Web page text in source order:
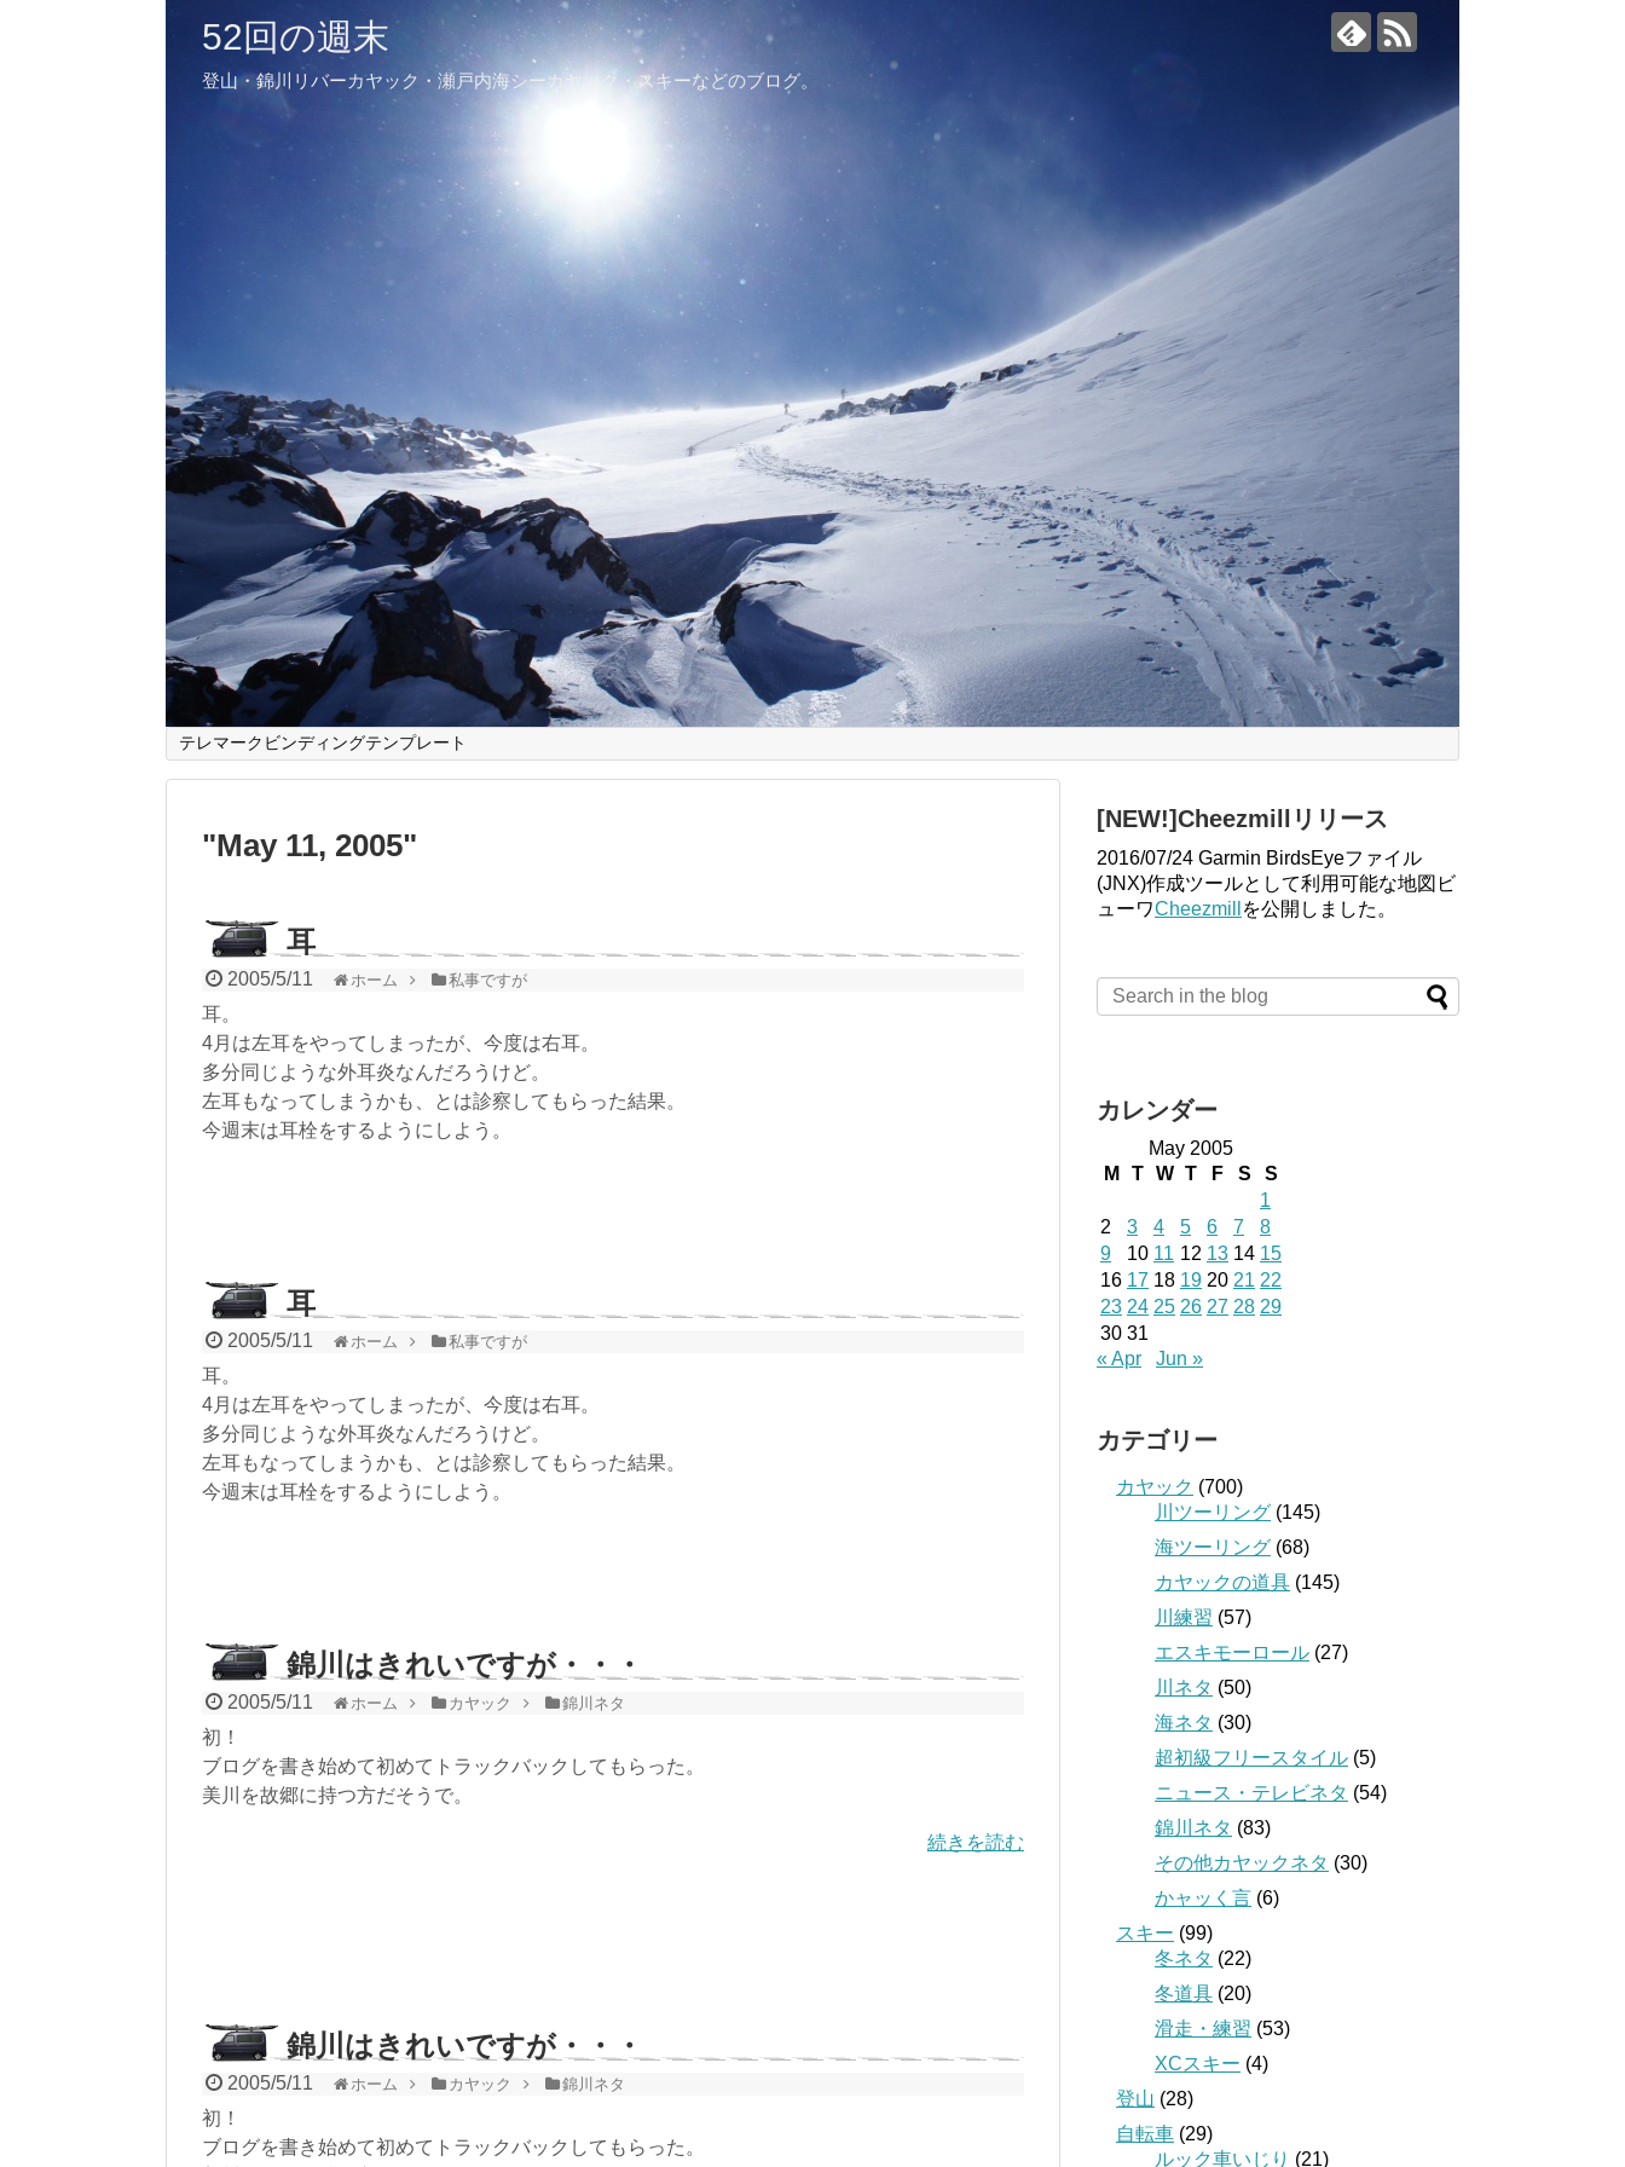
52回の週末
登山・錦川リバーカヤック・瀬戸内海シーカヤック・スキーなどのブログ。
テレマークビンディングテンプレート
"May 11, 2005"
耳
2005/5/11 ホーム 私事ですが
耳。
4月は左耳をやってしまったが、今度は右耳。
多分同じような外耳炎なんだろうけど。
左耳もなってしまうかも、とは診察してもらった結果。
今週末は耳栓をするようにしよう。
耳
2005/5/11 ホーム 私事ですが
耳。
4月は左耳をやってしまったが、今度は右耳。
多分同じような外耳炎なんだろうけど。
左耳もなってしまうかも、とは診察してもらった結果。
今週末は耳栓をするようにしよう。
錦川はきれいですが・・・
2005/5/11 ホーム カヤック 錦川ネタ
初！
ブログを書き始めて初めてトラックバックしてもらった。
美川を故郷に持つ方だそうで。
続きを読む
錦川はきれいですが・・・
2005/5/11 ホーム カヤック 錦川ネタ
初！
ブログを書き始めて初めてトラックバックしてもらった。
[NEW!]Cheezmillリリース
2016/07/24 Garmin BirdsEyeファイル
(JNX)作成ツールとして利用可能な地図ビ
ューワCheezmill を公開しました。
カレンダー
May 2005
M
T W T F S
S
1
2
3 4 5 6 7
8
9
10 11 12 13 14 15
16 17 18 19 20 21 22
23 24 25 26 27 28 29
30 31
« Apr
Jun »
カテゴリー
カヤック (700)
川ツーリング (145)
海ツーリング (68)
カヤックの道具 (145)
川練習 (57)
エスキモーロール (27)
川ネタ (50)
海ネタ (30)
超初級フリースタイル (5)
ニュース・テレビネタ (54)
錦川ネタ (83)
その他カヤックネタ (30)
かャッく言 (6)
スキー (99)
冬ネタ (22)
冬道具 (20)
滑走・練習 (53)
XCスキー (4)
登山 (28)
自転車 (29)
ルック車いじり (21)